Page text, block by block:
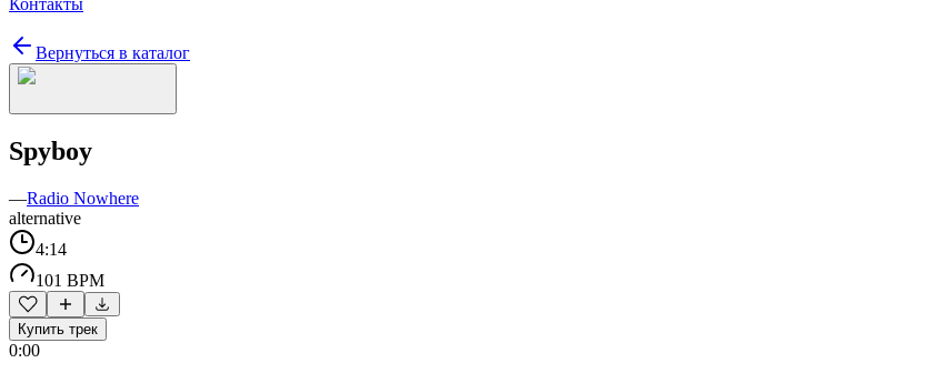
Контакты
Вернуться в каталог
Spyboy
—Radio Nowhere
alternative
4:14
101 BPM
Купить трек
0:00